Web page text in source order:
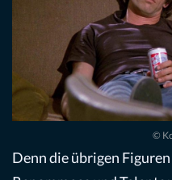
©
Denn die übrigen